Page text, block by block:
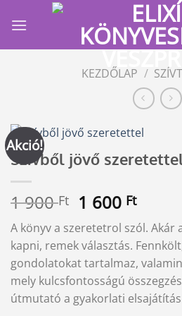
KEZDŐLAP /
Akció!
Szívből jövő
1 900Ft Original
price
was:
1
900 Ft.
1 600 Ft
price
is:
1
600
A könyv a szeretetrol szól. Akár
kapni, remek választás.
gondolatokat tartalmaz,
mely kulcsfontosságú
útmutató a gyakorlati